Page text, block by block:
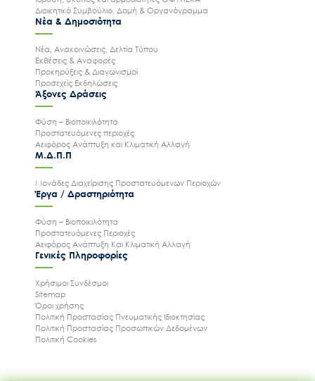
Διοικητικό Συμβούλιο, Δομή & Οργανόγραμμα
Νέα & Δημοσιότητα
Νέα, Ανακοινώσεις, Δελτία Τύπου
Εκθέσεις & Αναφορές
Προκηρύξεις & Διαγωνισμοί
Προσεχείς Εκδηλώσεις
Άξονες Δράσεις
Φύση – Βιοποικιλότητα
Προστατευόμενες περιοχές
Αειφόρος Ανάπτυξη και Κλιματική Αλλαγή
Μ.Δ.Π.Π
Μονάδες Διαχείρισης Προστατευόμενων Περιοχών
Έργα / Δραστηριότητα
Φύση – Βιοποικιλότητα
Προστατευόμενες Περιοχές
Αειφόρος Ανάπτυξη Και Κλιματική Αλλαγή
Γενικές Πληροφορίες
Χρήσιμοι Συνδέσμοι
Sitemap
Όροι χρήσης
Πολιτική Προστασίας Πνευματικής Ιδιοκτησίας
Πολιτική Προστασίας Προσωπικών Δεδομένων
Πολιτική Cookies